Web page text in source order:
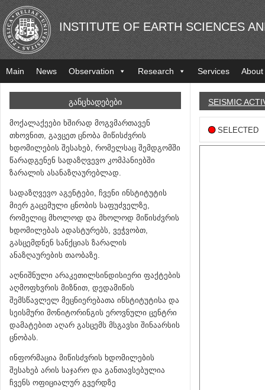
INSTITUTE OF EARTH SCIENCES
Main News Observation Research Services About
ᲒᲐᲜᲪᲮᲐᲓᲔᲑᲔᲑᲘ
მოქალაქეები ხშირად მოგვმართავენ
თხოვნით, გავცეთ ცნობა მიწისძვრის
ხდომილების შესახებ, რომელსაც შემდგომში
წარადგენენ სადაზღვევო კომპანიებში
ზარალის ასანაზღაურებლად.
სადაზღვევო აგენტები, ჩვენი ინსტიტუტის
მიერ გაცემული ცნობის საფუძველზე,
რომელიც მხოლოდ და მხოლოდ მიწისძვრის
ხდომილებას ადასტურებს, ვეჭვობთ,
გასცემდნენ სანქციას ზარალის
ანაზღაურების თაობაზე.
აღნიშნული არაკეთილსინდისიერი ფაქტების
აღმოფხვრის მიზნით, დედამიწის
შემსწავლელ მეცნიერებათა ინსტიტუტისა და
სეისმური მონიტორინგის ეროვნული ცენტრი
დამატებით აღარ გასცემს მსგავსი შინაარსის
ცნობას.
ინფორმაცია მიწისძვრის ხდომილების
შესახებ არის საჯარო და განთავსებულია
ჩვენს ოფიციალურ გვერდზე
SEISMIC
SELECTED